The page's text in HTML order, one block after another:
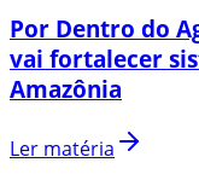
Por Dentro do
vai fortalecer
Amazônia
Ler matéria